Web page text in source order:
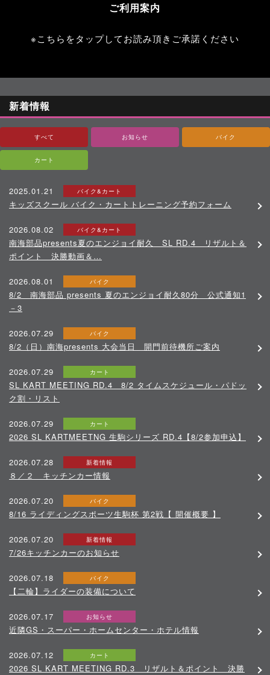
ご利用案内
※こちらをタップしてお読み頂きご承諾ください
新着情報
すべて お知らせ バイク
カート
2025.01.21 バイク&カート
キッズスクール バイク・カートトレーニング予約フォーム
2026.08.02 バイク&カート
南海部品presents夏のエンジョイ耐久 SL RD.4 リザルト＆
ポイント 決勝動画＆…
2026.08.01 バイク
8/2 南海部品 presents 夏のエンジョイ耐久80分 公式通知1
－3
2026.07.29 バイク
8/2（日）南海presents 大会当日 開門前待機所ご案内
2026.07.29 カート
SL KART MEETING RD.4 8/2 タイムスケジュール・パドッ
ク割・リスト
2026.07.29 カート
2026 SL KARTMEETNG 生駒シリーズ RD.4【8/2参加申込】
2026.07.28 新着情報
８／２ キッチンカー情報
2026.07.20 バイク
8/16 ライディングスポーツ生駒杯 第2戦【 開催概要 】
2026.07.20 新着情報
7/26キッチンカーのお知らせ
2026.07.18 バイク
【二輪】ライダーの装備について
2026.07.17 お知らせ
近隣GS・スーパー・ホームセンター・ホテル情報
2026.07.12 カート
2026 SL KART MEETING RD.3 リザルト＆ポイント 決勝